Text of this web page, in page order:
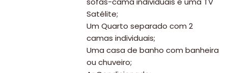
Satélite;
Um Quarto separado com 2
camas individuais;
Uma casa de banho com banheira
ou chuveiro;